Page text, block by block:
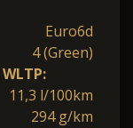
Euro6d
4 (Green)
11,3 l/100km
294 g/km